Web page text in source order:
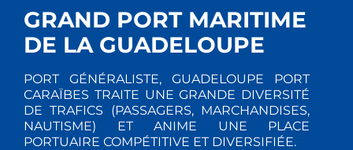
GRAND PORT MARITIME
DE LA GUADELOUPE
PORT GÉNÉRALISTE, GUADELOUPE PORT
CARAÏBES TRAITE UNE GRANDE DIVERSITÉ
DE TRAFICS (PASSAGERS, MARCHANDISES,
NAUTISME) ET ANIME UNE PLACE
PORTUAIRE COMPÉTITIVE ET DIVERSIFIÉE.